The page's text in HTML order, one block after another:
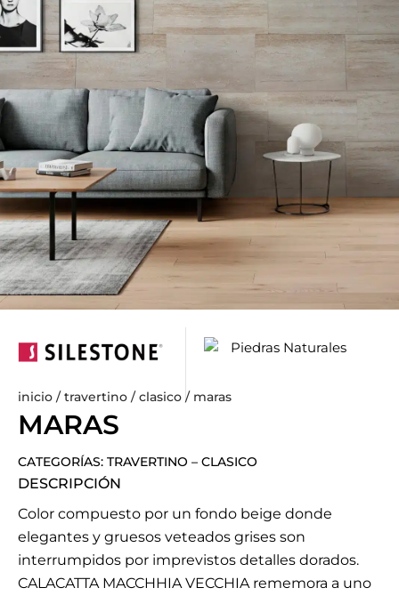
inicio /travertino /clasico / maras
MARAS
CATEGORÍAS: TRAVERTINO – CLASICO
DESCRIPCIÓN
Color compuesto por un fondo beige donde
elegantes y gruesos veteados grises son
interrumpidos por imprevistos detalles dorados.
CALACATTA MACCHHIA VECCHIA rememora a uno